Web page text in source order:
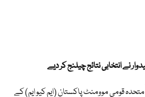
نے انتخابی نتائج چیلنج کر دیے
این اے 239 سے متحدہ قومی موومنٹ پاکستان (ایم کیو ایم) کے